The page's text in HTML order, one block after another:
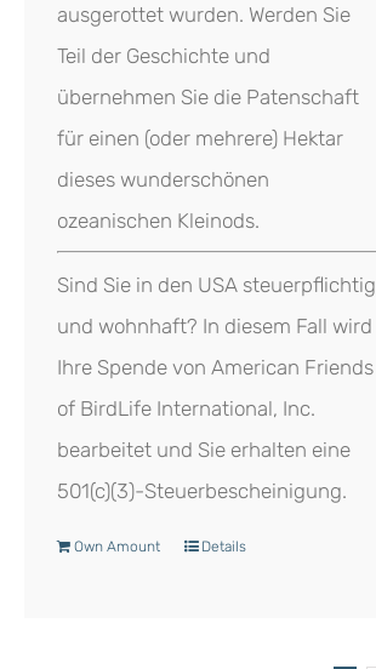
ausgerottet wurden. Werden Sie
Teil der Geschichte und
übernehmen Sie die Patenschaft
für einen (oder mehrere) Hektar
dieses wunderschönen
ozeanischen Kleinods.
Sind Sie in den USA steuerpflichtig
und wohnhaft? In diesem Fall wird
Ihre Spende von American Friends
of BirdLife International, Inc.
bearbeitet und Sie erhalten eine
501(c)(3)-Steuerbescheinigung.
Own Amount Details